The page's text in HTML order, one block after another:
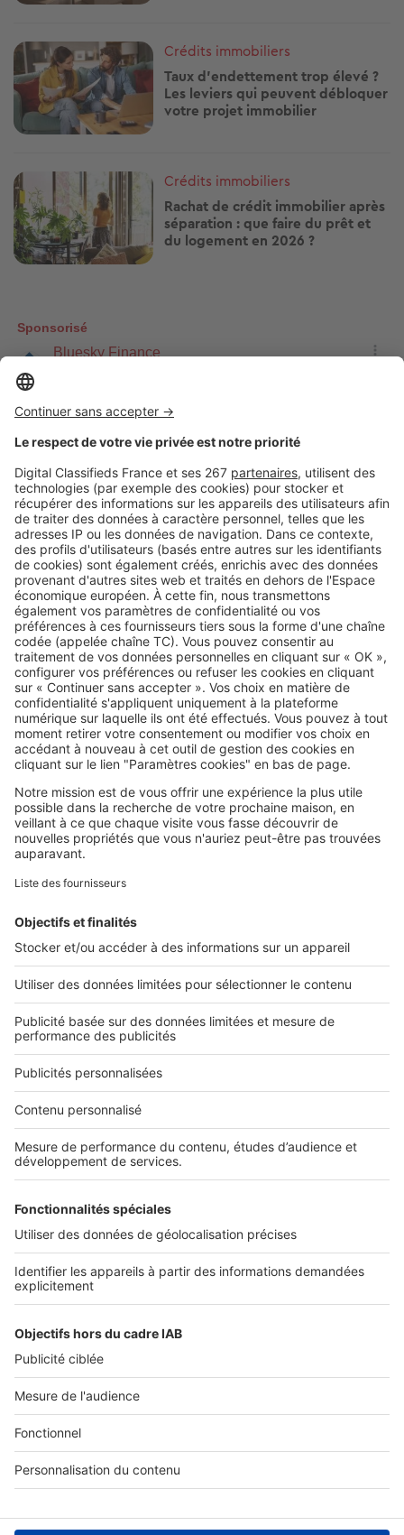
Image
Crédits immobiliers
Taux d’endettement trop élevé ?
Les leviers qui peuvent débloquer
votre projet immobilier
Image
Crédits immobiliers
Rachat de crédit immobilier après
séparation : que faire du prêt et
du logement en 2026 ?
SeLoger c'est aussi
Retrouvez-nous sur ...
L'ENTREPRISE
Qui sommes-nous ?
Nous contacter
Nous recrutons
NOS APPLICATIONS
Découvrez nos applications
SERVICES PRO
Tous nos services pro
Accès client
À DÉCOUVRIR
Annuaire des professionnels
Tout l'immobilier
Toutes les villes
Tous les départements
Toutes les régions
SeLoger © 1992 - 2023